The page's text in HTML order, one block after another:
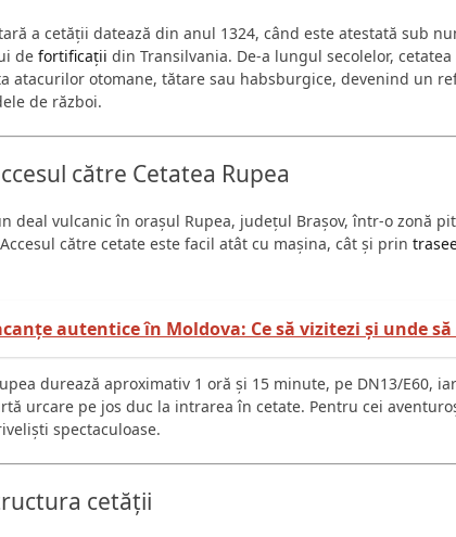
a cetății datează din anul 1324, când este atestată sub
de fortificații din Transilvania. De-a lungul secolelor,
atacurilor otomane, tătare sau habsburgice, devenind un
de război.
către Cetatea Rupea
deal vulcanic în orașul Rupea, județul Brașov, într-o zonă
către cetate este facil atât cu mașina, cât și prin
autentice în Moldova: Ce să vizitezi și unde
durează aproximativ 1 oră și 15 minute, pe DN13/E60,
urcare pe jos duc la intrarea în cetate. Pentru cei
spectaculoase.
cetății